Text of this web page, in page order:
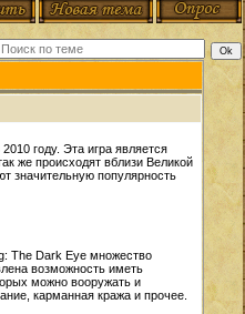
году. Эта игра является
же происходят вблизи Великой
значительную популярность
The Dark Eye множество
возможность иметь
можно вооружать и
карманная кража и прочее.